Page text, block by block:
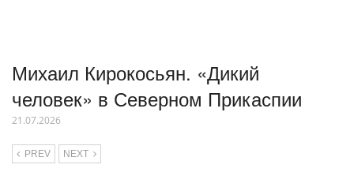
Михаил Кирокосьян. «Дикий
человек» в Северном Прикаспии
21.07.2026
PREV NEXT